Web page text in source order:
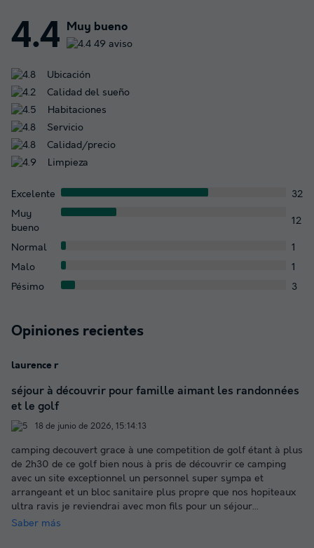
4.4 Muy bueno
49 aviso
Ubicación
Calidad del sueño
Habitaciones
Servicio
Calidad/precio
Limpieza
Excelente
32
Muy
bueno
12
Normal
1
Malo
1
Pésimo
3
Opiniones recientes
laurence r
séjour à découvrir pour famille aimant les randonnées
et le golf
18 de junio de 2026, 15:14:13
camping decouvert grace à une competition de golf étant à plus
de 2h30 de ce golf bien nous à pris de découvrir ce camping
avec un site exceptionnel un personnel super sympa et
arrangeant et un bloc sanitaire plus propre que nos hopiteaux
ultra ravis je reviendrai avec mon fils pour un séjour...
Saber más